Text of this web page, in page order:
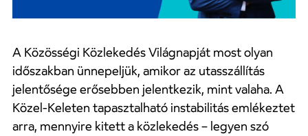
A Közösségi Közlekedés Világnapját most olyan
időszakban ünnepeljük, amikor az utasszállítás
jelentősége erősebben jelentkezik, mint valaha. A
Közel-Keleten tapasztalható instabilitás emlékeztet
arra, mennyire kitett a közlekedés – legyen szó